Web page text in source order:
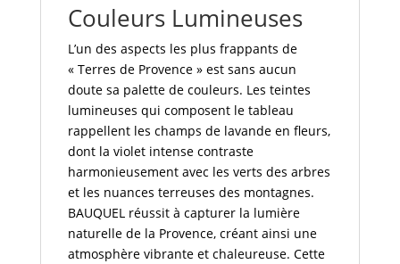
Couleurs Lumineuses
L’un des aspects les plus frappants de
« Terres de Provence » est sans aucun
doute sa palette de couleurs. Les teintes
lumineuses qui composent le tableau
rappellent les champs de lavande en fleurs,
dont la violet intense contraste
harmonieusement avec les verts des arbres
et les nuances terreuses des montagnes.
BAUQUEL réussit à capturer la lumière
naturelle de la Provence, créant ainsi une
atmosphère vibrante et chaleureuse. Cette